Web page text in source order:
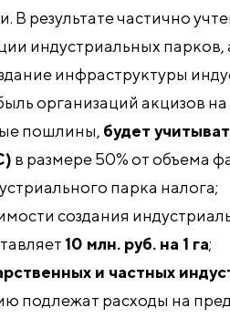
В результате частично
индустриальных парков,
инфраструктуры
организаций акцизов
пошлины, будет
в размере 50% от объема
парка налога;
создания
10 млн. руб. на 1 га;
и частных
подлежат расходы на